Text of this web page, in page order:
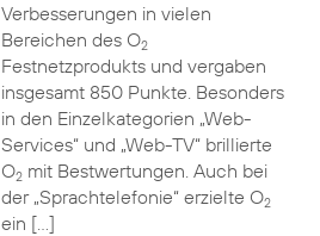
Verbesserungen in vielen
Bereichen des O2
Festnetzprodukts und vergaben
insgesamt 850 Punkte. Besonders
in den Einzelkategorien „Web-
Services“ und „Web-TV“ brillierte
O2mit Bestwertungen. Auch bei
der „Sprachtelefonie“ erzielte O2
ein […]